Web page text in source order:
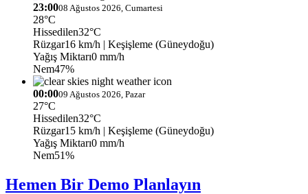
23:0008 Ağustos 2026, Cumartesi
28°C
Hissedilen32°C
Rüzgar16 km/h | Keşişleme (Güneydoğu)
Yağış Miktarı0 mm/h
Nem47%
00:0009 Ağustos 2026, Pazar
27°C
Hissedilen32°C
Rüzgar15 km/h | Keşişleme (Güneydoğu)
Yağış Miktarı0 mm/h
Nem51%
Hemen Bir Demo Planlayın